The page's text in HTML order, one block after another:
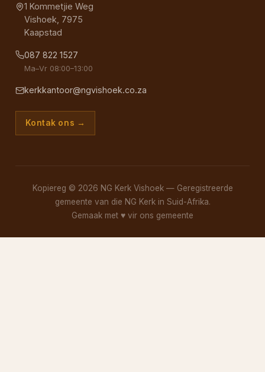
1 Kommetjie Weg
Vishoek, 7975
Kaapstad
087 822 1527
Ma–Vr 08:00–13:00
kerkkantoor@ngvishoek.co.za
Kontak ons →
Kopiereg © 2026 NG Kerk Vishoek — Geregistreerde
gemeente van die NG Kerk in Suid-Afrika.
Gemaak met ♥ vir ons gemeente